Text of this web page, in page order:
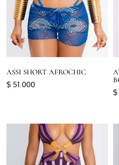
ASSI SHORT AFROCHIC
$ 51.000
$